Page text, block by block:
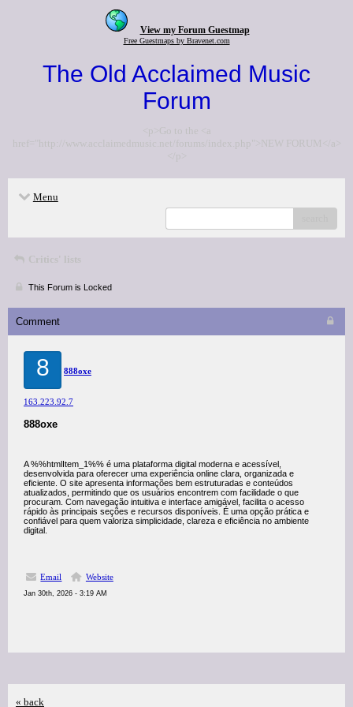
View my Forum Guestmap
Free Guestmaps by Bravenet.com
The Old Acclaimed Music
Forum
<p>Go to the <a
href="http://www.acclaimedmusic.net/forums/index.php">NEW FORUM</a>
</p>
Menu
Critics' lists
This Forum is Locked
Comment
8 888oxe
163.223.92.7
888oxe
A %%htmlItem_1%% é uma plataforma digital moderna e acessível,
desenvolvida para oferecer uma experiência online clara, organizada e
eficiente. O site apresenta informações bem estruturadas e conteúdos
atualizados, permitindo que os usuários encontrem com facilidade o que
procuram. Com navegação intuitiva e interface amigável, facilita o acesso
rápido às principais seções e recursos disponíveis. É uma opção prática e
confiável para quem valoriza simplicidade, clareza e eficiência no ambiente
digital.
Email Website
Jan 30th, 2026 - 3:19 AM
« back